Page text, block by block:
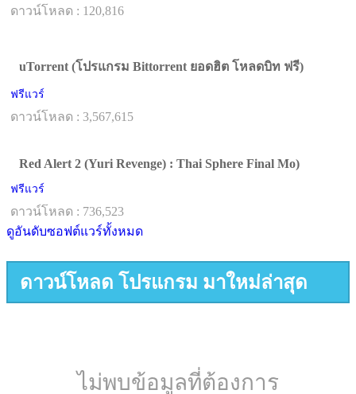
ดาวน์โหลด : 120,816
uTorrent (โปรแกรม Bittorrent ยอดฮิต โหลดบิท ฟรี)
ฟรีแวร์
ดาวน์โหลด : 3,567,615
Red Alert 2 (Yuri Revenge) : Thai Sphere Final Mo)
ฟรีแวร์
ดาวน์โหลด : 736,523
ดูอันดับซอฟต์แวร์ทั้งหมด
ดาวน์โหลด โปรแกรม มาใหม่ล่าสุด
ไม่พบข้อมูลที่ต้องการ